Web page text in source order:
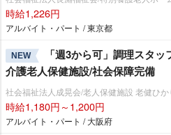
時給1,226円
アルバイト・パート / 東京都
NEW
「週3から可」調理スタ
介護老人保健施設/社会保障完備
社会福祉法人成晃会/老人保健施設 老健ひか
時給1,180円～1,200円
アルバイト・パート / 大阪府